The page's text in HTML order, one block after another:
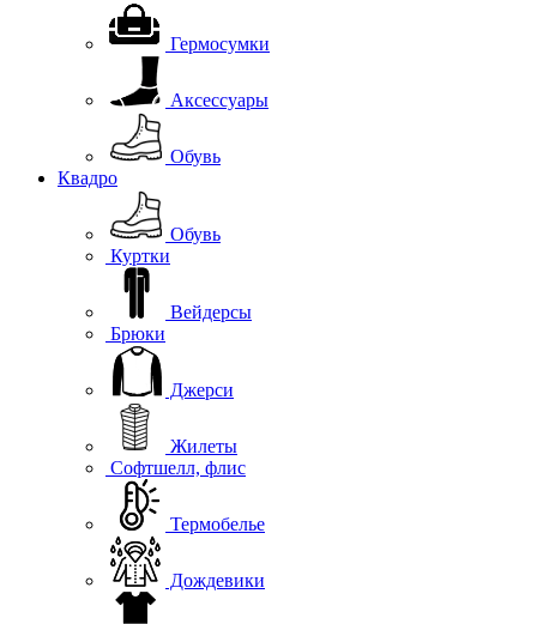
Гермосумки
Аксессуары
Обувь
Квадро
Обувь
Куртки
Вейдерсы
Брюки
Джерси
Жилеты
Софтшелл, флис
Термобелье
Дождевики